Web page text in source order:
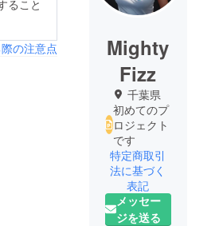
ること
の注意点
Mighty
Fizz
千葉県
初めてのプ
ロジェクト
です
特定商取引
法に基づく
表記
メッセー
ジを送る